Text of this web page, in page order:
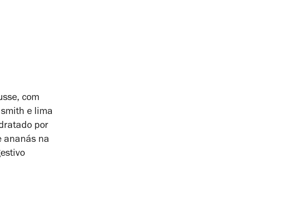
com
e lima
por
ananás na